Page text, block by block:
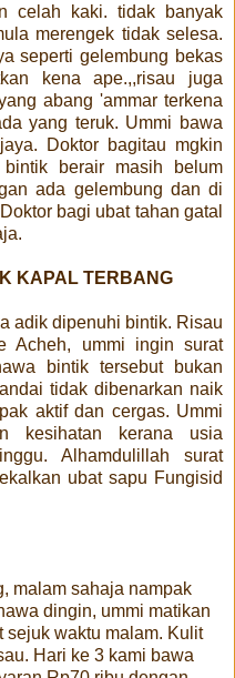
celah kaki. tidak banyak
merengek tidak selesa.
seperti gelembung bekas
kena ape.,,risau juga
abang 'ammar terkena
yang teruk. Ummi bawa
Doktor bagitau mgkin
berair masih belum
ada gelembung dan di
bagi ubat tahan gatal
KAPAL TERBANG
adik dipenuhi bintik. Risau
Acheh, ummi ingin surat
bintik tersebut bukan
tidak dibenarkan naik
aktif dan cergas. Ummi
kesihatan kerana usia
Alhamdulillah surat
ubat sapu Fungisid
malam sahaja nampak
dingin, ummi matikan
sejuk waktu malam. Kulit
Hari ke 3 kami bawa